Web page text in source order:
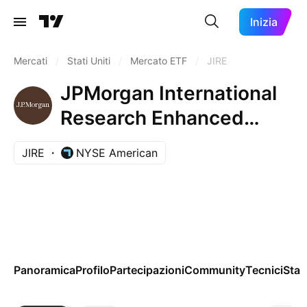
Inizia
Mercati Stati Uniti Mercato ETF JIRE
JPMorgan International
Research Enhanced
Equity ETF
JIRE NYSE American
PanoramicaProfiloPartecipazioniCommunityTecnici